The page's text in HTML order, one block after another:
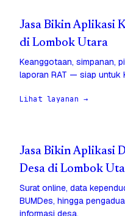
Jasa Bikin Aplikasi
di Lombok Utara
Keanggotaan, simpanan,
laporan RAT — siap untuk
Lihat layanan →
Jasa Bikin Aplikasi
Desa di Lombok
Surat online, data
BUMDes, hingga
informasi desa.